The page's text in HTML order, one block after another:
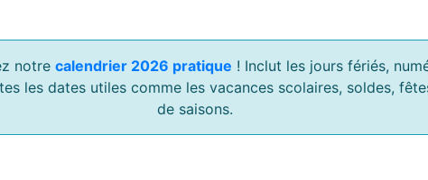
notre calendrier 2026 pratique ! Inclut les jours fériés,
les dates utiles comme les vacances scolaires, soldes,
de saisons.